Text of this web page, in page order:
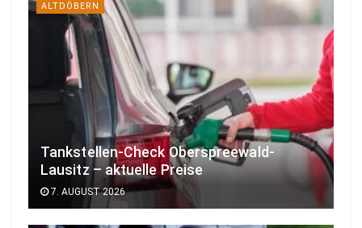
ALTDÖBERN
Tankstellen-Check Oberspreewald-
Lausitz – aktuelle Preise
7. AUGUST 2026